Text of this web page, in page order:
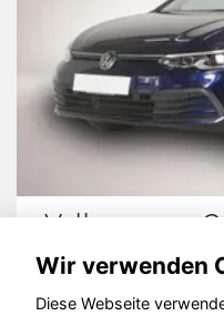
Volkswagen
Wir verwenden
Diese Webseite